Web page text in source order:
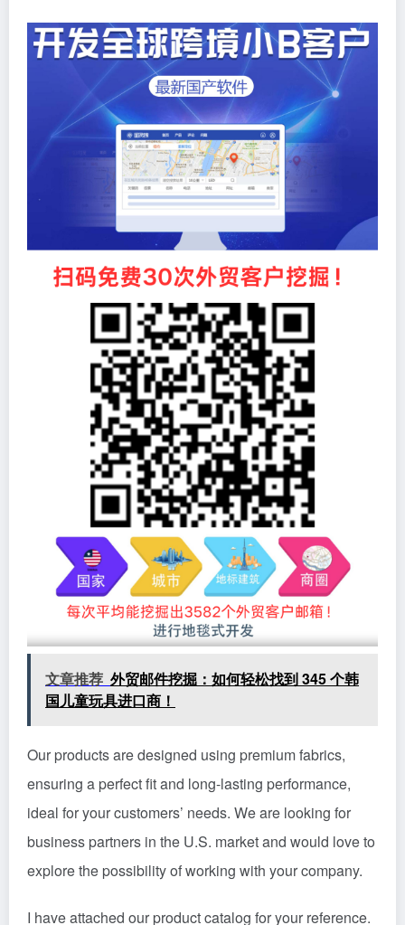
文章推荐 外贸邮件挖掘：如何轻松找到 345 个韩
国儿童玩具进口商！
Our products are designed using premium fabrics,
ensuring a perfect fit and long-lasting performance,
ideal for your customers’ needs. We are looking for
business partners in the U.S. market and would love to
explore the possibility of working with your company.
I have attached our product catalog for your reference.